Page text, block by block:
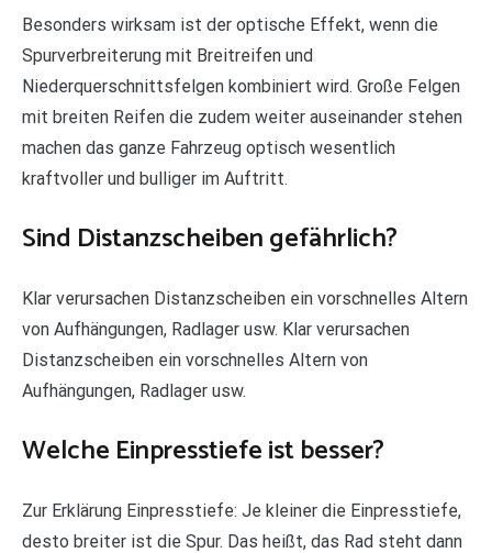
Besonders wirksam ist der optische Effekt, wenn die
Spurverbreiterung mit Breitreifen und
Niederquerschnittsfelgen kombiniert wird. Große Felgen
mit breiten Reifen die zudem weiter auseinander stehen
machen das ganze Fahrzeug optisch wesentlich
kraftvoller und bulliger im Auftritt.
Sind Distanzscheiben gefährlich?
Klar verursachen Distanzscheiben ein vorschnelles Altern
von Aufhängungen, Radlager usw. Klar verursachen
Distanzscheiben ein vorschnelles Altern von
Aufhängungen, Radlager usw.
Welche Einpresstiefe ist besser?
Zur Erklärung Einpresstiefe: Je kleiner die Einpresstiefe,
desto breiter ist die Spur. Das heißt, das Rad steht dann